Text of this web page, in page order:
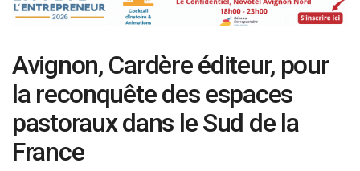
Avignon, Cardère éditeur, pour
la reconquête des espaces
pastoraux dans le Sud de la
France